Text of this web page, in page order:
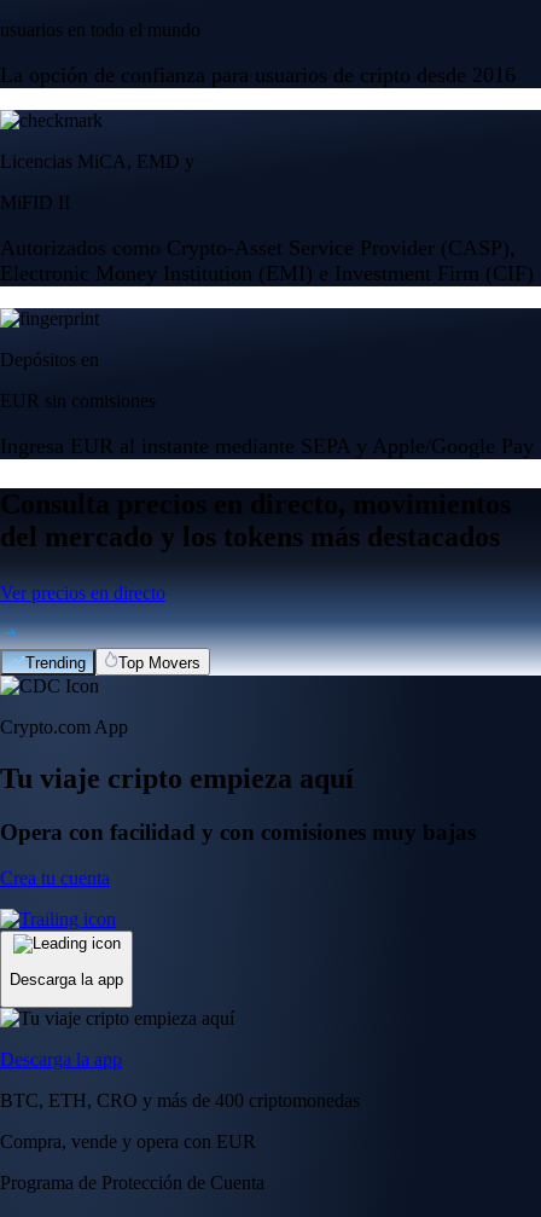
usuarios en todo el mundo
La opción de confianza para usuarios de cripto desde 2016
Licencias MiCA, EMD y
MiFID II
Autorizados como Crypto-Asset Service Provider (CASP),
Electronic Money Institution (EMI) e Investment Firm (CIF)
Depósitos en
EUR sin comisiones
Ingresa EUR al instante mediante SEPA y Apple/Google Pay
Consulta precios en directo, movimientos
del mercado y los tokens más destacados
Ver precios en directo
Trending Top Movers
Crypto.com App
Tu viaje cripto empieza aquí
Opera con facilidad y con comisiones muy bajas
Crea tu cuenta
Descarga la app
Descarga la app
BTC, ETH, CRO y más de 400 criptomonedas
Compra, vende y opera con EUR
Programa de Protección de Cuenta